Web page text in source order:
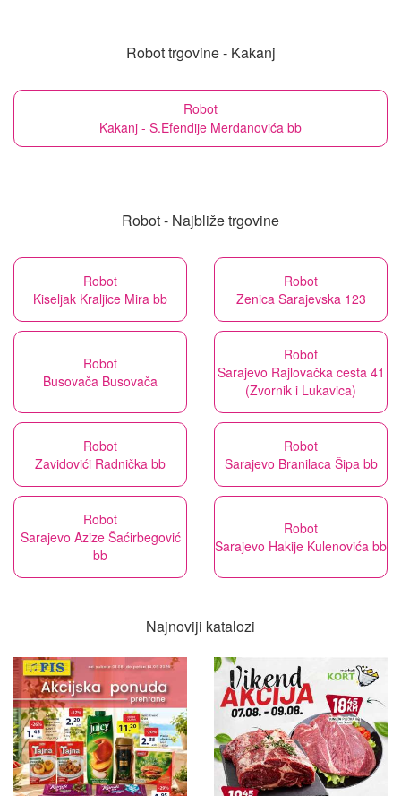
Robot trgovine - Kakanj
Robot
Kakanj - S.Efendije Merdanovića bb
Robot - Najbliže trgovine
Robot
Kiseljak Kraljice Mira bb
Robot
Zenica Sarajevska 123
Robot
Busovača Busovača
Robot
Sarajevo Rajlovačka cesta 41
(Zvornik i Lukavica)
Robot
Zavidovići Radnička bb
Robot
Sarajevo Branilaca Šipa bb
Robot
Sarajevo Azize Šaćirbegović
bb
Robot
Sarajevo Hakije Kulenovića bb
Najnoviji katalozi